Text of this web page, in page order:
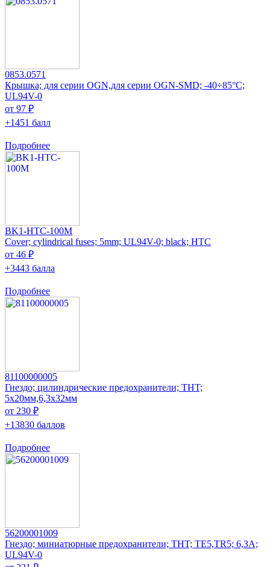
0853.0571
Крышка; для серии OGN,для серии OGN-SMD; -40÷85°C;
UL94V-0
от 97 ₽
+1451 балл
Подробнее
BK1-HTC-100M
Cover; cylindrical fuses; 5mm; UL94V-0; black; HTC
от 46 ₽
+3443 балла
Подробнее
81100000005
Гнездо; цилиндрические предохранители; THT;
5x20мм,6,3x32мм
от 230 ₽
+13830 баллов
Подробнее
56200001009
Гнездо; миниатюрные предохранители; THT; TE5,TR5; 6,3А;
UL94V-0